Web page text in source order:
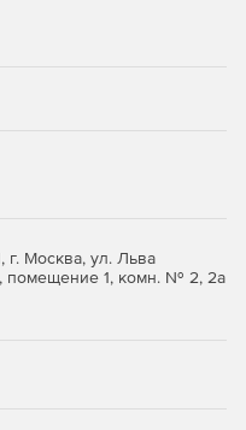
г. Москва, ул. Льва
помещение 1, комн. № 2, 2а